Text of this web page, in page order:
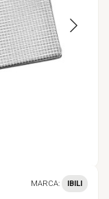
MARCA: IBILI